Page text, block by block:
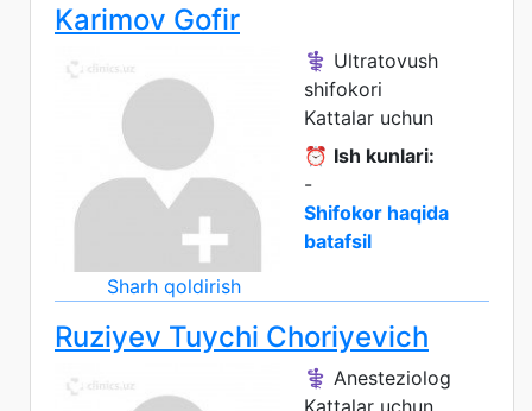
Karimov Gofir
Sharh qoldirish
⚕️ Ultratovush
shifokori
Kattalar uchun
⏰ Ish kunlari:
-
Shifokor haqida
batafsil
Ruziyev Tuychi Choriyevich
⚕️ Anesteziolog
Kattalar uchun